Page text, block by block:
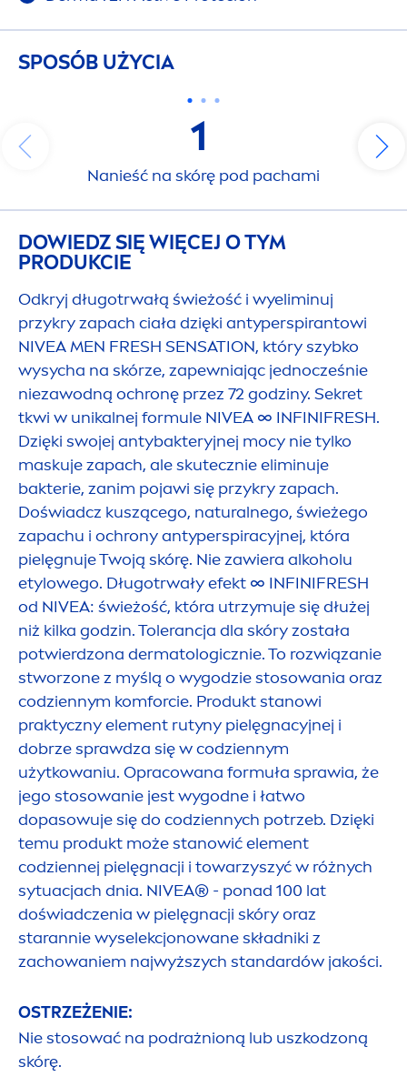
SPOSÓB UŻYCIA
1
Nanieść na skórę pod pachami
DOWIEDZ SIĘ WIĘCEJ O TYM
PRODUKCIE
Odkryj długotrwałą świeżość i wyeliminuj
przykry zapach ciała dzięki antyperspirantowi
NIVEAMEN FRESH SENSATION, który szybko
wysycha na skórze, zapewniając jednocześnie
niezawodną ochronę przez 72 godziny. Sekret
tkwi w unikalnej formule NIVEA ∞ INFINIFRESH.
Dzięki swojej antybakteryjnej mocy nie tylko
maskuje zapach, ale skutecznie eliminuje
bakterie, zanim pojawi się przykry zapach.
Doświadcz kuszącego, naturalnego, świeżego
zapachu i ochrony antyperspiracyjnej, która
pielęgnuje Twoją skórę. Nie zawiera alkoholu
etylowego. Długotrwały efekt ∞ INFINIFRESH
od NIVEA: świeżość, która utrzymuje się dłużej
niż kilka godzin. Tolerancja dla skóry została
potwierdzona dermatologicznie. To rozwiązanie
stworzone z myślą o wygodzie stosowania oraz
codziennym komforcie. Produkt stanowi
praktyczny element rutyny pielęgnacyjnej i
dobrze sprawdza się w codziennym
użytkowaniu. Opracowana formuła sprawia, że
jego stosowanie jest wygodne i łatwo
dopasowuje się do codziennych potrzeb. Dzięki
temu produkt może stanowić element
codziennej pielęgnacji i towarzyszyć w różnych
sytuacjach dnia. NIVEA® - ponad 100 lat
doświadczenia w pielęgnacji skóry oraz
starannie wyselekcjonowane składniki z
zachowaniem najwyższych standardów jakości.
OSTRZEŻENIE:
Nie stosować na podrażnioną lub uszkodzoną
skórę.